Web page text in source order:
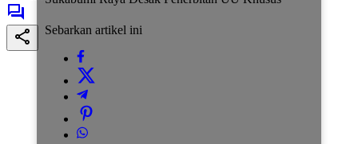
Sebarkan artikel ini